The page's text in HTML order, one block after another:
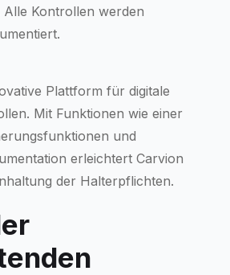
Alle Kontrollen werden
Plattform für digitale
Mit Funktionen wie einer
und
erleichtert Carvion
der Halterpflichten.